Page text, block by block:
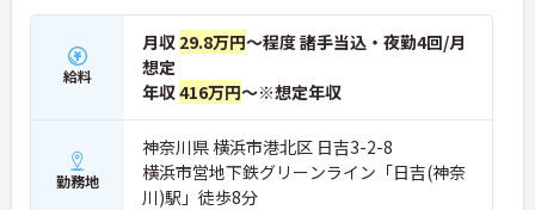
給料
月収 29.8万円～程度 諸手当込・夜勤4回/月
想定
年収416万円～※想定年収
勤務地
神奈川県 横浜市港北区 日吉3-2-8
横浜市営地下鉄グリーンライン「日吉(神奈
川)駅」徒歩8分